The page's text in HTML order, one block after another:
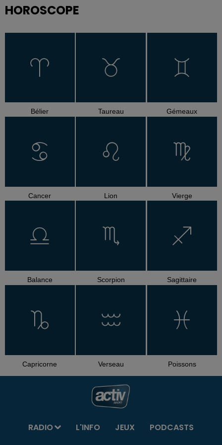
HOROSCOPE
Bélier Taureau Gémeaux
Cancer Lion Vierge
Balance Scorpion Sagittaire
Capricorne Verseau Poissons
RADIO L'INFO JEUX
PODCASTS